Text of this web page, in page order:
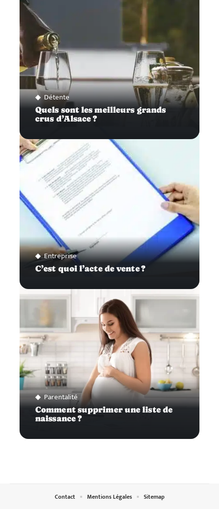
Détente
Quels sont les meilleurs grands
crus d’Alsace ?
Entreprise
C’est quoi l’acte de vente ?
Parentalité
Comment supprimer une liste de
naissance ?
Contact Mentions Légales Sitemap